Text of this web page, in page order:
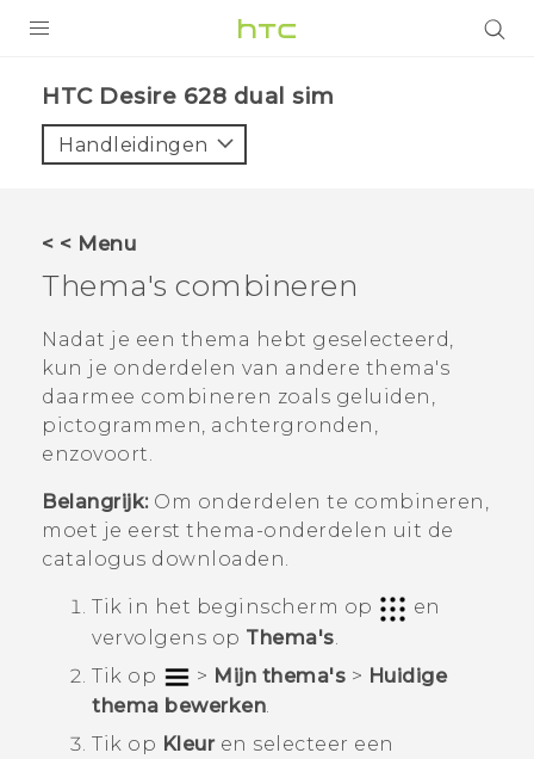
VIVE
HTC Club
SUPPORT
HTC-apparaten & -accessoires
VIVERSE
HTC Desire 628 dual sim‎
Handleidingen
< < Menu
Thema's combineren
Nadat je een thema hebt geselecteerd,
kun je onderdelen van andere thema's
daarmee combineren zoals geluiden,
pictogrammen, achtergronden,
enzovoort.
Belangrijk:Om onderdelen te combineren,
moet je eerst thema-onderdelen uit de
catalogus downloaden.
Tik in het beginscherm op
en
vervolgens op Thema's
Tik op
> Mijn thema's > Huidige
thema bewerken.
Tik op Kleuren selecteer een